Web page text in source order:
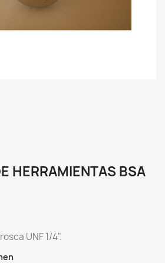
HERRAMIENTAS BSA
UNF 1/4".